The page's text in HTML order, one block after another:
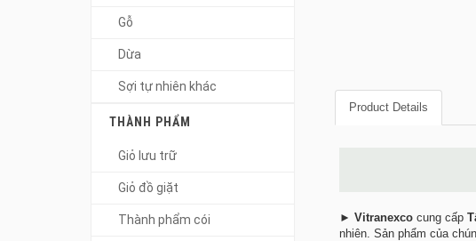
Product Details
► Vitranexcocung cấp
nhiên. Sản phẩm của
Gỗ
Dừa
Sợi tự nhiên khác
THÀNH PHẨM
Giỏ lưu trữ
Giỏ đồ giặt
Thành phẩm cói